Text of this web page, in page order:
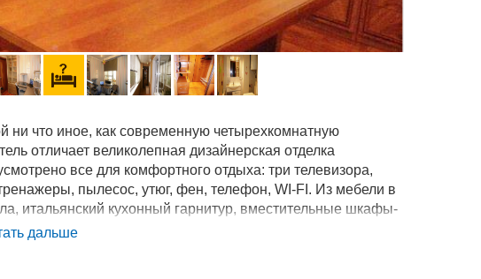
ни что иное, как современную четырехкомнатную
отличает великолепная дизайнерская отделка
все для комфортного отдыха: три телевизора,
пылесос, утюг, фен, телефон, WI-FI. Из мебели в
итальянский кухонный гарнитур, вместительные шкафы-
кровати. На кухне гости найдут все необходимое для
дальше